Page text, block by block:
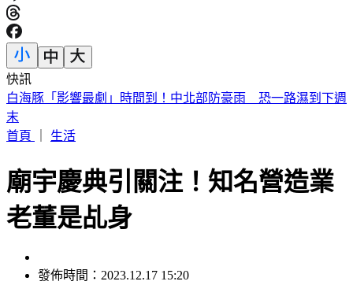
快訊
《夏日活動》花蓮FUN暑假 即將成真火舞秀 加碼重現
首頁
廟宇慶典引關注！知名營造業
老董是乩身
最後更新時間：2023.12.17 15:20